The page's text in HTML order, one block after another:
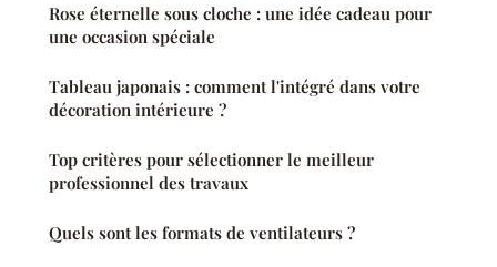
Rose éternelle sous cloche : une idée cadeau pour
une occasion spéciale
Tableau japonais : comment l'intégré dans votre
décoration intérieure ?
Top critères pour sélectionner le meilleur
professionnel des travaux
Quels sont les formats de ventilateurs ?